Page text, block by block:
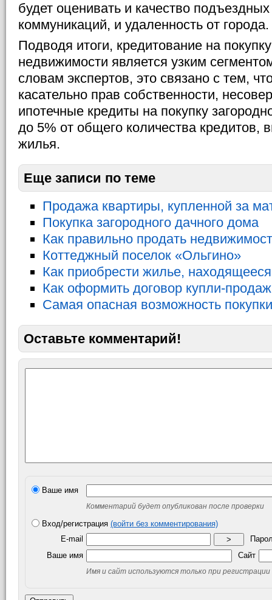
будет оценивать и качество
коммуникаций, и удаленность от города.
Подводя итоги, кредитование на
недвижимости является узким
словам экспертов, это связано с тем,
касательно прав собственности,
ипотечные кредиты на покупку
до 5% от общего количества кредитов,
жилья.
Еще записи по теме
Продажа квартиры, купленной за
Покупка загородного дачного дома
Как правильно продать
Коттеджный поселок «Ольгино»
Как приобрести жилье,
Как оформить договор купли-
Самая опасная возможность
Оставьте комментарий!
Ваше имя
Комментарий будет опубликован после проверки
Вход/регистрация (войти без комментирования)
E-mail
>
Ваше имя
Сайт
Имя и сайт используются только при регистрации